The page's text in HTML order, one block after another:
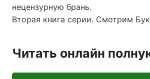
нецензурную брань.
Вторая книга серии. Смотрим
Читать онлайн